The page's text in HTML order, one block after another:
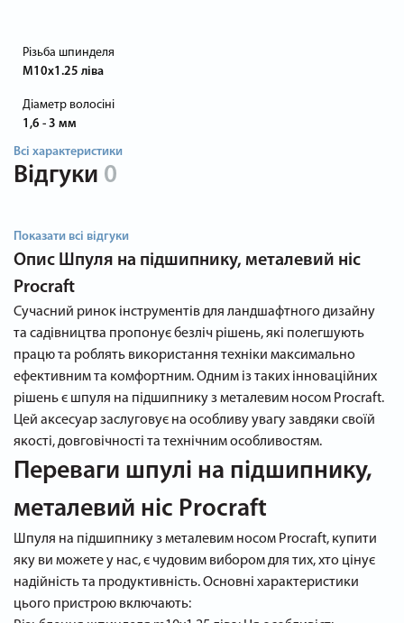
Різьба шпинделя
M10x1.25 ліва
Діаметр волосіні
1,6 - 3 мм
Всі характеристики
Відгуки 0
Показати всі відгуки
Опис Шпуля на підшипнику, металевий ніс
Procraft
Сучасний ринок інструментів для ландшафтного дизайну
та садівництва пропонує безліч рішень, які полегшують
працю та роблять використання техніки максимально
ефективним та комфортним. Одним із таких інноваційних
рішень є шпуля на підшипнику з металевим носом Procraft.
Цей аксесуар заслуговує на особливу увагу завдяки своїй
якості, довговічності та технічним особливостям.
Переваги шпулі на підшипнику,
металевий ніс Procraft
Шпуля на підшипнику з металевим носом Procraft, купити
яку ви можете у нас, є чудовим вибором для тих, хто цінує
надійність та продуктивність. Основні характеристики
цього пристрою включають: